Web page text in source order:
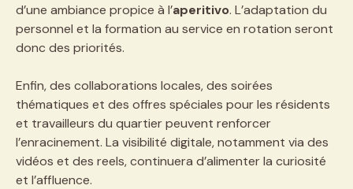
d’une ambiance propice à l’aperitivo. L’adaptation du
personnel et la formation au service en rotation seront
donc des priorités.
Enfin, des collaborations locales, des soirées
thématiques et des offres spéciales pour les résidents
et travailleurs du quartier peuvent renforcer
l’enracinement. La visibilité digitale, notamment via des
vidéos et des reels, continuera d’alimenter la curiosité
et l’affluence.